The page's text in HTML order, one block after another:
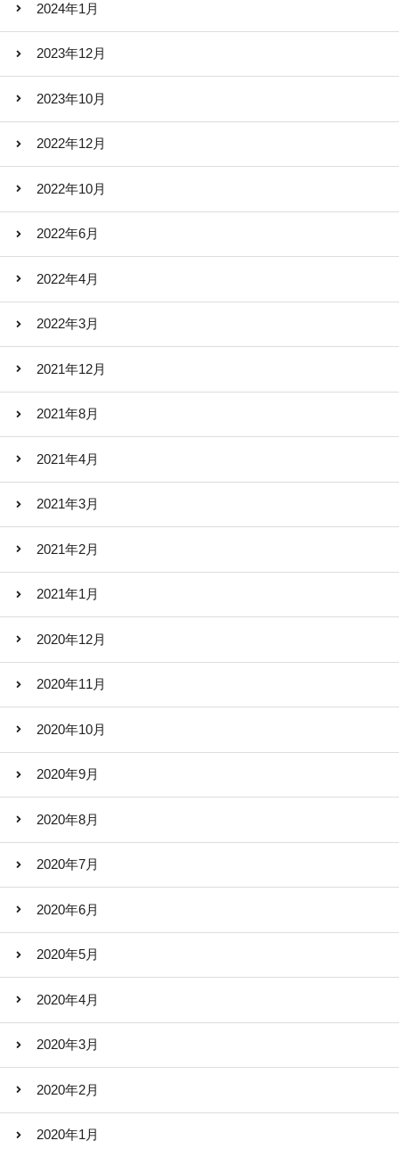
2024年1月
2023年12月
2023年10月
2022年12月
2022年10月
2022年6月
2022年4月
2022年3月
2021年12月
2021年8月
2021年4月
2021年3月
2021年2月
2021年1月
2020年12月
2020年11月
2020年10月
2020年9月
2020年8月
2020年7月
2020年6月
2020年5月
2020年4月
2020年3月
2020年2月
2020年1月